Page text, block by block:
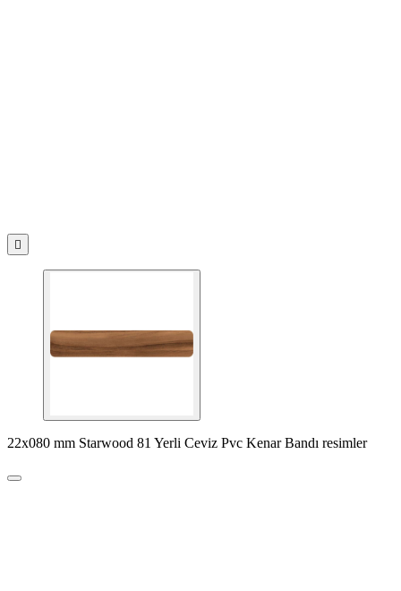

22x080 mm Starwood 81 Yerli Ceviz Pvc Kenar Bandı resimler